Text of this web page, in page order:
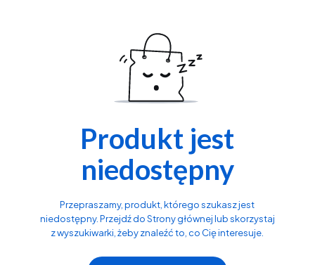
Produkt jest
niedostępny
Przepraszamy, produkt, którego szukasz jest
niedostępny. Przejdź do Strony głównej lub skorzystaj
z wyszukiwarki, żeby znaleźć to, co Cię interesuje.